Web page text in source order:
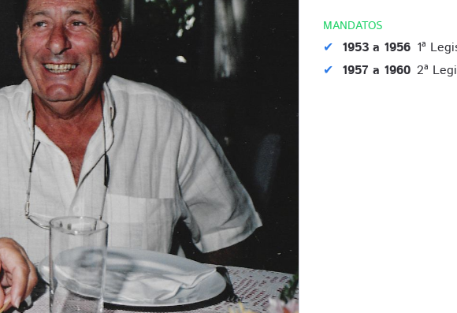
MANDATOS
1953 a 1956 1ª
1957 a 1960 2ª